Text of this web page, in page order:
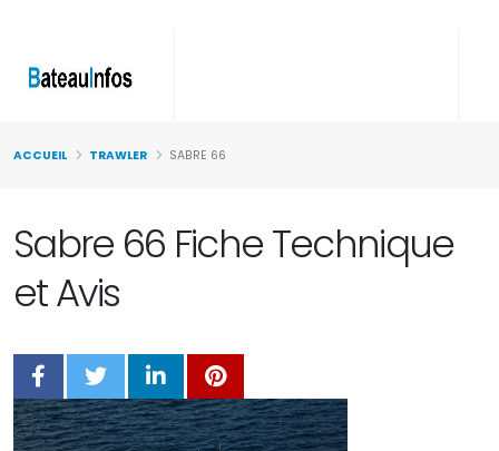
ACCUEIL TRAWLER SABRE 66
Sabre 66 Fiche Technique
et Avis